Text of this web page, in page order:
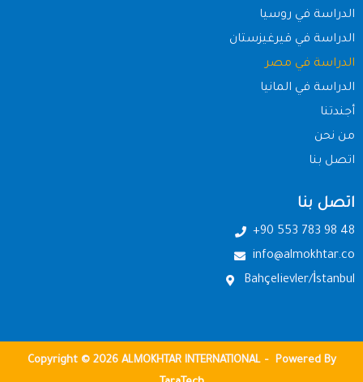
الدراسة في روسيا
الدراسة في قيرغيزستان
الدراسة في مصر
الدراسة في المانيا
أجندتنا
من نحن
اتصل بنا
اتصل بنا
+90 553 783 98 48
info@almokhtar.co
Bahçelievler/İstanbul
Copyright © 2026 ALMOKHTAR INTERNATIONAL – Powered By